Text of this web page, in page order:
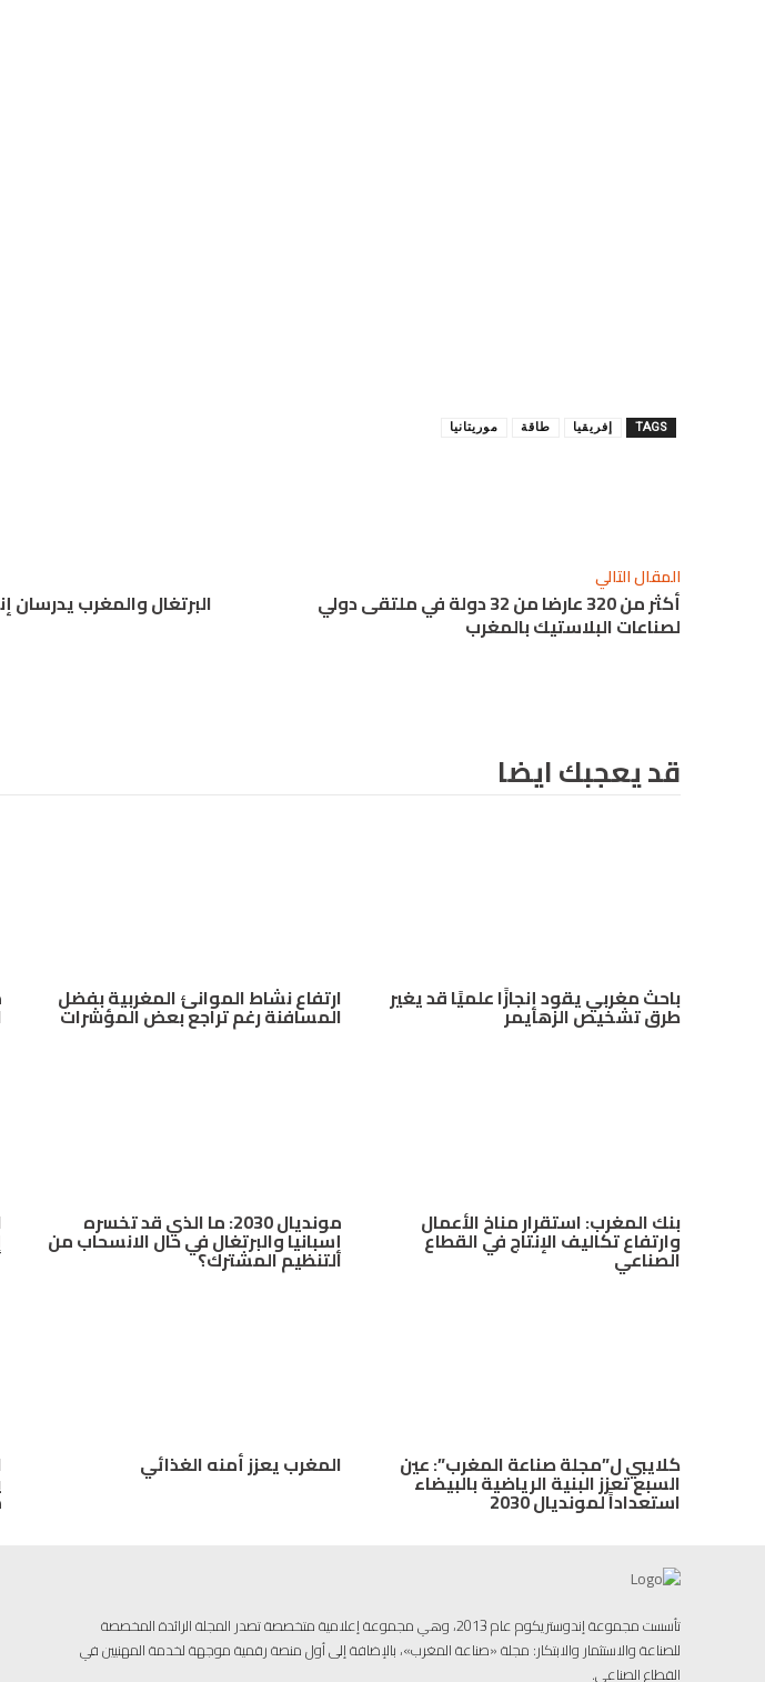
TAGS إفريقيا طاقة موريتانيا
البرتغال والمغرب يدرسان
المقال التالي
أكثر من 320 عارضا من 32 دولة في ملتقى دولي
لصناعات البلاستيك بالمغرب
قد يعجبك ايضا
باحث مغربي يقود إنجازًا علميًا قد يغير
طرق تشخيص الزهايمر
ارتفاع نشاط الموانئ المغربية بفضل
المسافنة رغم تراجع بعض المؤشرات
بنك المغرب: استقرار مناخ الأعمال
وارتفاع تكاليف الإنتاج في القطاع
الصناعي
مونديال 2030: ما الذي قد تخسره
إسبانيا والبرتغال في حال الانسحاب من
التنظيم المشترك؟
كلايبي ل”مجلة صناعة المغرب”: عين
السبع تعزز البنية الرياضية بالبيضاء
استعداداً لمونديال 2030
المغرب يعزز أمنه الغذائي
تأسست مجموعة إندوستريكوم عام 2013، وهي مجموعة إعلامية متخصصة تصدر المجلة الرائدة المخصصة
للصناعة والاستثمار والابتكار: مجلة «صناعة المغرب»، بالإضافة إلى أول منصة رقمية موجهة لخدمة المهنيين في
القطاع الصناعي.